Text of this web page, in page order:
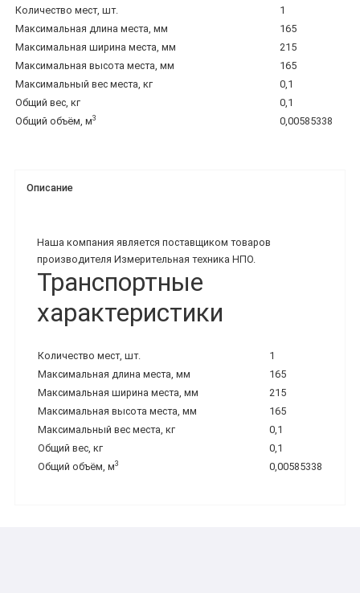
Количество мест, шт.
1
Максимальная длина места, мм
165
Максимальная ширина места, мм
215
Максимальная высота места, мм
165
Максимальный вес места, кг
0,1
Общий вес, кг
0,1
Общий объём, м3 0,00585338
Описание
Наша компания является поставщиком товаров
производителя Измерительная техника НПО.
Транспортные
характеристики
Количество мест, шт.
1
Максимальная длина места, мм
165
Максимальная ширина места, мм
215
Максимальная высота места, мм
165
Максимальный вес места, кг
0,1
Общий вес, кг
0,1
Общий объём, м3 0,00585338